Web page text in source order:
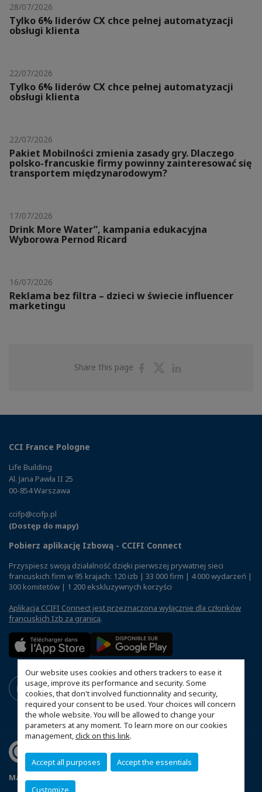
Our website uses cookies and others trackers to ease it
usage, improve its performance and security. Some
cookies, that don't involved functionnality and security,
required your consent to be used. Your choices will concern
the whole website. You will be allowed to change your
parameters at any moment. To learn more on our cookies
management,click on this link.
Accept all purposes Accept the essentials
Customize
28/07/2026
Tylko 6% liderów CX chce pełnej automatyzacji
obsługi klienta
22/07/2026
Tylko 6% liderów CX chce pełnej automatyzacji
obsługi klienta
22/07/2026
Pakiet Mobilności zmienia zasady gry. Dlaczego
polsko-francuskie firmy powinny zainteresować się
transportem międzynarodowym?
17/07/2026
Drink More Water”, kampania edukacyjna
Wyborowa Pernod Ricard
16/07/2026
Reklama bez filtra – dzieci w świecie influencer
marketingu
Share this page
ShareShare
CCI France Pologne
Life Building
Al. Jana Pawła II 25
00-854 Warszawa
ccifp@ccifp.pl
(Dostęp do mapy)
Pobierz aplikację Izbową - CCIFI Connect
Przyspiesz swoją działalność dzięki pierwszej prywatnej sieci
francuskich firm w 95 krajach: 120 izb | 33 000 firm | 4 000 wydarzeń |
300 komitetów | 1 200 ekskluzywnych korzyści
Aplikacja CCIFI Connect jest przeznaczona wyłącznie dla członków
francuskich Izb za granicą.
Mapa witryny